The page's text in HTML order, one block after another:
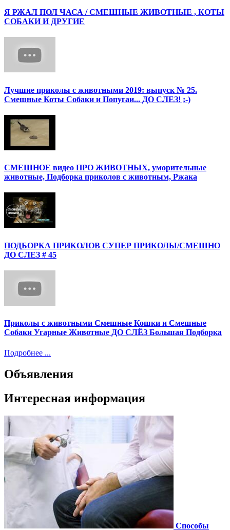
Я РЖАЛ ПОЛ ЧАСА / СМЕШНЫЕ ЖИВОТНЫЕ , КОТЫ
СОБАКИ И ДРУГИЕ
Лучшие приколы с животными 2019: выпуск № 25.
Смешные Коты Собаки и Попугаи... ДО СЛЕЗ! ;-)
СМЕШНОЕ видео ПРО ЖИВОТНЫХ, уморительные
животные, Подборка приколов с животным, Ржака
ПОДБОРКА ПРИКОЛОВ СУПЕР ПРИКОЛЫ/СМЕШНО
ДО СЛЕЗ # 45
Приколы с животными Смешные Кошки и Смешные
Собаки Угарные Животные ДО СЛЁЗ Большая Подборка
Подробнее ...
Объявления
Интересная информация
Способы